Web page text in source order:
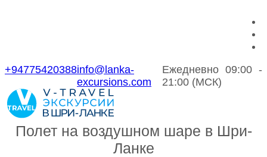
+94775420388info@lanka-
excursions.com
Ежедневно 09:00 -
21:00 (МСК)
Полет на воздушном шаре в Шри-
Ланке